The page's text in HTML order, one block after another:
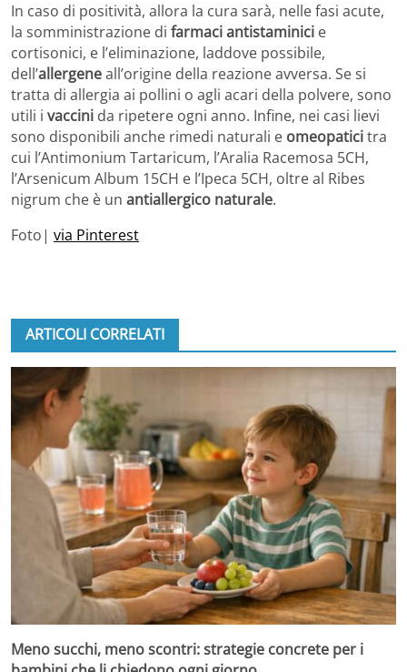
In caso di positività, allora la cura sarà, nelle fasi acute,
la somministrazione di farmaci antistaminici e
cortisonici, e l’eliminazione, laddove possibile,
dell’allergeneall’origine della reazione avversa. Se si
tratta di allergia ai pollini o agli acari della polvere, sono
utili i vaccini da ripetere ogni anno. Infine, nei casi lievi
sono disponibili anche rimedi naturali e omeopaticitra
cui l’Antimonium Tartaricum, l’Aralia Racemosa 5CH,
l’Arsenicum Album 15CH e l’Ipeca 5CH, oltre al Ribes
nigrum che è un antiallergico naturale.
Foto| via Pinterest
ARTICOLI CORRELATI
Meno succhi, meno scontri: strategie concrete per i